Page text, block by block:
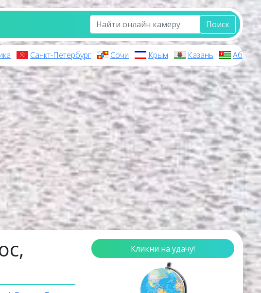
Поиск
Санкт-Петербург Сочи Крым Казань
Кликни на удачу!